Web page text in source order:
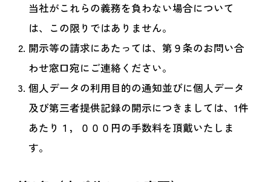
当社がこれらの義務を負わない場合について
は、この限りではありません。
開示等の請求にあたっては、第９条のお問い合
わせ窓口宛にご連絡ください。
個人データの利用目的の通知並びに個人データ
及び第三者提供記録の開示につきましては、1件
あたり１，０００円の手数料を頂戴いたしま
す。